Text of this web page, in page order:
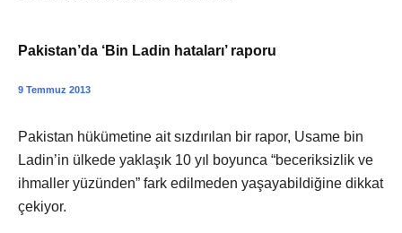
Pakistan’da ‘Bin Ladin hataları’ raporu
9 Temmuz 2013
Pakistan hükümetine ait sızdırılan bir rapor, Usame bin
Ladin’in ülkede yaklaşık 10 yıl boyunca “beceriksizlik ve
ihmaller yüzünden” fark edilmeden yaşayabildiğine dikkat
çekiyor.